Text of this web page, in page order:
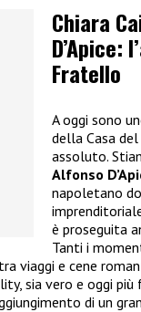
Chiara
D’Apice:
Fratello
A oggi sono
della Casa
assoluto.
Alfonso
napoletano
è proseguita
Tanti i
viaggi e cene
sia vero e oggi
di un